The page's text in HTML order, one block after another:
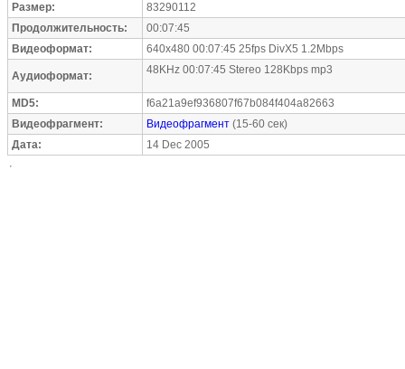
Размер:
83290112
Продолжительность:
00:07:45
Видеоформат:
640x480 00:07:45 25fps DivX5 1.2Mbps
Аудиоформат: 48KHz 00:07:45 Stereo 128Kbps mp3
MD5:
f6a21a9ef936807f67b084f404a82663
Видеофрагмент:
Видеофрагмент (15-60 сек)
Дата:
14 Dec 2005